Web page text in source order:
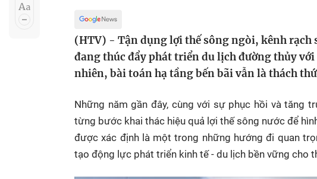
Không gian văn hóa
Hồ Chí Minh
Thành phố không
ngủ
Bé xem gì
Mái ấm gia đình
Việt
(HTV) - Tận dụng lợi thế sông ngòi, kênh rạch
đang thúc đẩy phát triển du lịch đường thủy
nhiên, bài toán hạ tầng bến bãi vẫn là thách
Những năm gần đây, cùng với sự phục hồi và tăng
từng bước khai thác hiệu quả lợi thế sông nước để
được xác định là một trong những hướng đi quan
tạo động lực phát triển kinh tế - du lịch bền vững cho